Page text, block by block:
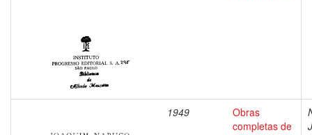
1949
Obras
completas de